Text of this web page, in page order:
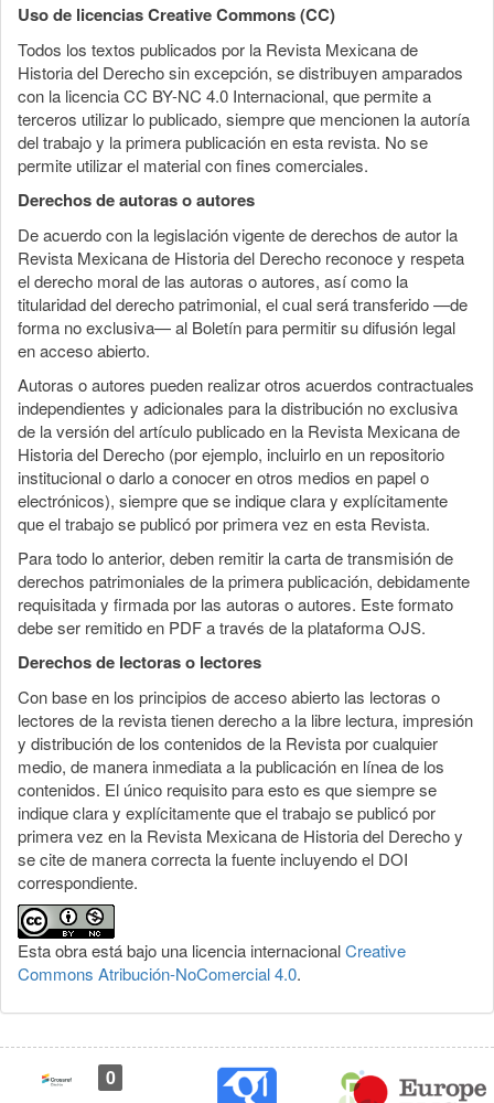
Uso de licencias Creative Commons (CC)
Todos los textos publicados por la Revista Mexicana de
Historia del Derecho sin excepción, se distribuyen amparados
con la licencia CC BY-NC 4.0 Internacional, que permite a
terceros utilizar lo publicado, siempre que mencionen la autoría
del trabajo y la primera publicación en esta revista. No se
permite utilizar el material con fines comerciales.
Derechos de autoras o autores
De acuerdo con la legislación vigente de derechos de autor la
Revista Mexicana de Historia del Derecho reconoce y respeta
el derecho moral de las autoras o autores, así como la
titularidad del derecho patrimonial, el cual será transferido —de
forma no exclusiva— al Boletín para permitir su difusión legal
en acceso abierto.
Autoras o autores pueden realizar otros acuerdos contractuales
independientes y adicionales para la distribución no exclusiva
de la versión del artículo publicado en la Revista Mexicana de
Historia del Derecho (por ejemplo, incluirlo en un repositorio
institucional o darlo a conocer en otros medios en papel o
electrónicos), siempre que se indique clara y explícitamente
que el trabajo se publicó por primera vez en esta Revista.
Para todo lo anterior, deben remitir la carta de transmisión de
derechos patrimoniales de la primera publicación, debidamente
requisitada y firmada por las autoras o autores. Este formato
debe ser remitido en PDF a través de la plataforma OJS.
Derechos de lectoras o lectores
Con base en los principios de acceso abierto las lectoras o
lectores de la revista tienen derecho a la libre lectura, impresión
y distribución de los contenidos de la Revista por cualquier
medio, de manera inmediata a la publicación en línea de los
contenidos. El único requisito para esto es que siempre se
indique clara y explícitamente que el trabajo se publicó por
primera vez en la Revista Mexicana de Historia del Derecho y
se cite de manera correcta la fuente incluyendo el DOI
correspondiente.
Esta obra está bajo una licencia internacionalCreative
Commons Atribución-NoComercial 4.0.
0